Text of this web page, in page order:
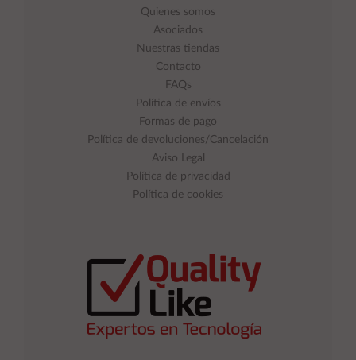
Quienes somos
Asociados
Nuestras tiendas
Contacto
FAQs
Política de envíos
Formas de pago
Política de devoluciones/Cancelación
Aviso Legal
Política de privacidad
Política de cookies